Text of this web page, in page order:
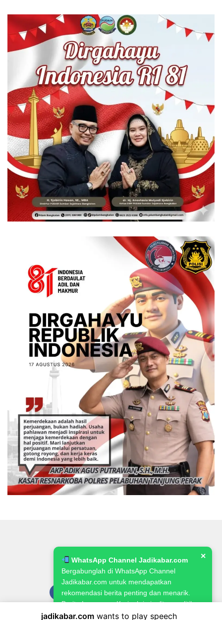
jadikabar.com wants to play speech
WhatsApp Channel Jadikabar.com
Bergabunglah di WhatsApp Channel
Jadikabar.com untuk mendapatkan
rekomendasi berita penting dan menarik.
Berita Lowongan Kerja, kriminalitas, politik,
pemerintahan, pertanian & ketahanan
✕